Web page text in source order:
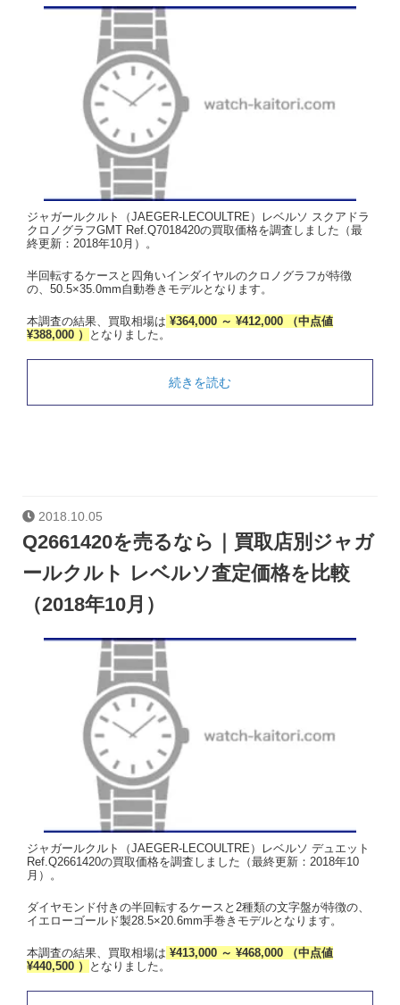
ジャガールクルト（JAEGER-LECOULTRE）レベルソ スクアドラ
クロノグラフGMT Ref.Q7018420の買取価格を調査しました（最
終更新：2018年10月）。
半回転するケースと四角いインダイヤルのクロノグラフが特徴
の、50.5×35.0mm自動巻きモデルとなります。
本調査の結果、買取相場は ¥364,000 ～ ¥412,000 （中点値
¥388,000 ）
となりました。
続きを読む
2018.10.05
Q2661420を売るなら｜買取店別ジャガ
ールクルト レベルソ査定価格を比較
（2018年10月）
ジャガールクルト（JAEGER-LECOULTRE）レベルソ デュエット
Ref.Q2661420の買取価格を調査しました（最終更新：2018年10
月）。
ダイヤモンド付きの半回転するケースと2種類の文字盤が特徴の、
イエローゴールド製28.5×20.6mm手巻きモデルとなります。
本調査の結果、買取相場は ¥413,000 ～ ¥468,000 （中点値
¥440,500 ）
となりました。